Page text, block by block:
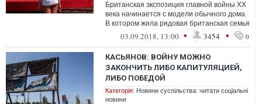
Британская экспозиция главной войны ХХ
века начинается с модели обычного дома.
В котором жила рядовая британская семья
Алпресов. Глава семейства Уилья...
03.09.2018, 13:00 • 3454 • 0
КАСЬЯНОВ: ВОЙНУ МОЖНО
ЗАКОНЧИТЬ ЛИБО КАПИТУЛЯЦИЕЙ,
ЛИБО ПОБЕДОЙ
Категорія: Новини суспільства: читати соціальні
новини